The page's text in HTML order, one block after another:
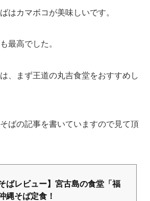
はカマボコが美味しいです。
最高でした。
、まず王道の丸吉食堂をおすすめし
ばの記事を書いていますので見て頂
ばレビュー】宮古島の食堂「福
縄そば定食！